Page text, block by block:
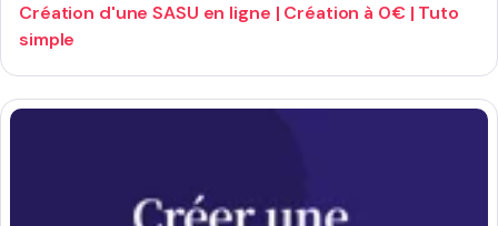
Création d'une SASU en ligne | Création à 0€ | Tuto
simple